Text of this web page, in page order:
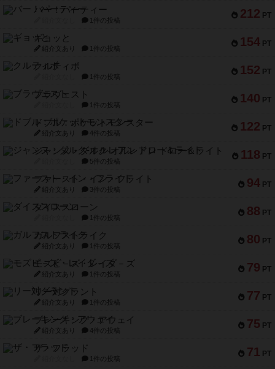
212 PT
バー！パーティー
1件の投稿
154 PT
ギョッと
紹介文あり 1件の投稿
152 PT
クルティボ
1件の投稿
140 PT
ブラヴェスト
1件の投稿
122 PT
ドブル：ポケットモンスター
紹介文あり 4件の投稿
118 PT
ジャンヌ・ダルク-オルレアン ドロー＆ライト
5件の投稿
94 PT
ファースト・イン・フライト
紹介文あり 3件の投稿
88 PT
ダイススローン
1件の投稿
80 PT
ガルフストライク
紹介文あり 1件の投稿
79 PT
モズビ－ズ・レイダ－ズ
紹介文あり 1件の投稿
77 PT
リー対グラント
紹介文あり 1件の投稿
75 PT
ブレーキング・アウェイ
紹介文あり 4件の投稿
71 PT
ザ・フラッド
1件の投稿